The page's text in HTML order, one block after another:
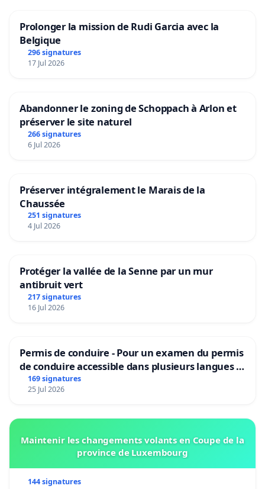
Prolonger la mission de Rudi Garcia avec la
Belgique
296 signatures
17 Jul 2026
Abandonner le zoning de Schoppach à Arlon et
préserver le site naturel
266 signatures
6 Jul 2026
Préserver intégralement le Marais de la
Chaussée
251 signatures
4 Jul 2026
Protéger la vallée de la Senne par un mur
antibruit vert
217 signatures
16 Jul 2026
Permis de conduire - Pour un examen du permis
de conduire accessible dans plusieurs langues à
Bruxelles
169 signatures
25 Jul 2026
Maintenir les changements volants en Coupe de la
province de Luxembourg
144 signatures